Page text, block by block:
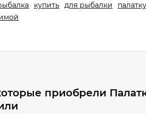
купить для рыбалки палатку
приобрели